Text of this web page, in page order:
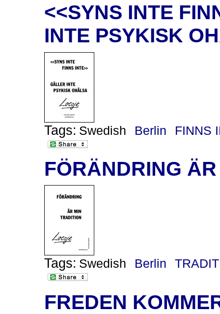
<<SYNS INTE
INTE PSYKISK
Tags: Swedish Berlin FINNS
FÖRÄNDRING
Tags: Swedish Berlin
FREDEN